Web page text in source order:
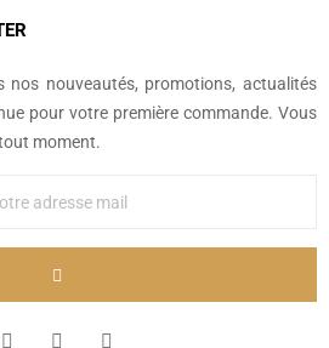
nos nouveautés, promotions, actualités
pour votre première commande. Vous
moment.